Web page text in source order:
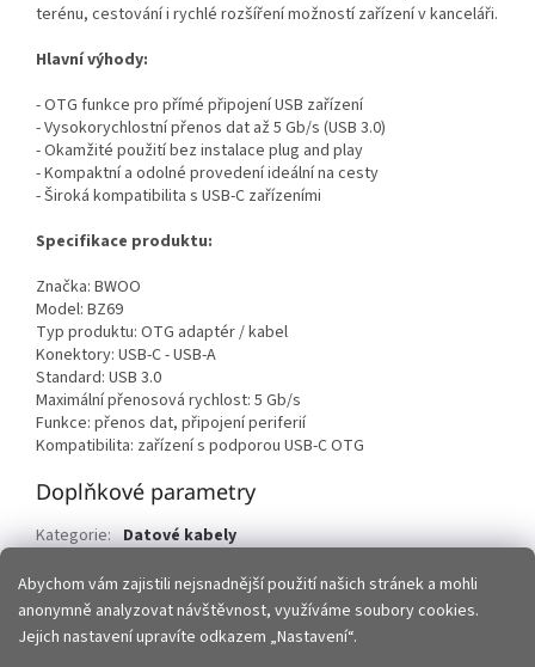
Abychom vám zajistili nejsnadnější použití našich stránek a mohli
anonymně analyzovat návštěvnost, využíváme soubory cookies.
Jejich nastavení upravíte odkazem „Nastavení“.
terénu, cestování i rychlé rozšíření možností zařízení v kanceláři.
Hlavní výhody:
- OTG funkce pro přímé připojení USB zařízení
- Vysokorychlostní přenos dat až 5 Gb/s (USB 3.0)
- Okamžité použití bez instalace plug and play
- Kompaktní a odolné provedení ideální na cesty
- Široká kompatibilita s USB-C zařízeními
Specifikace produktu:
Značka: BWOO
Model: BZ69
Typ produktu: OTG adaptér / kabel
Konektory: USB-C - USB-A
Standard: USB 3.0
Maximální přenosová rychlost: 5 Gb/s
Funkce: přenos dat, připojení periferií
Kompatibilita: zařízení s podporou USB-C OTG
Doplňkové parametry
Kategorie: Datové kabely